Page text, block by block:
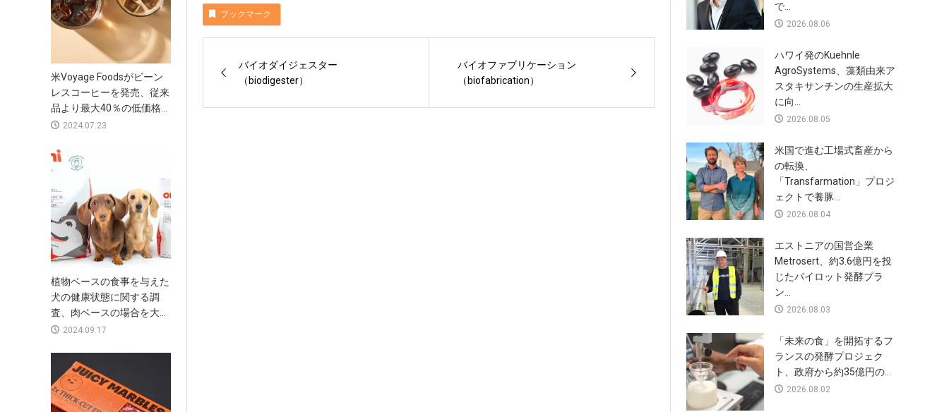
ブックマーク
バイオダイジェスター
（biodigester）
バイオファブリケーション
（biofabrication）
米Voyage Foodsがビーン
レスコーヒーを発売、従来
品より最大40％の低価格...
2024.07.23
植物ベースの食事を与えた
犬の健康状態に関する調
査、肉ベースの場合を大...
2024.09.17
で...
2026.08.06
ハワイ発のKuehnle
AgroSystems、藻類由来ア
スタキサンチンの生産拡大
に向...
2026.08.05
米国で進む工場式畜産から
の転換、
「Transfarmation」プロジ
ェクトで養豚...
2026.08.04
エストニアの国営企業
Metrosert、約3.6億円を投
じたパイロット発酵プラ
ン...
2026.08.03
「未来の食」を開拓するフ
ランスの発酵プロジェク
ト、政府から約35億円の...
2026.08.02